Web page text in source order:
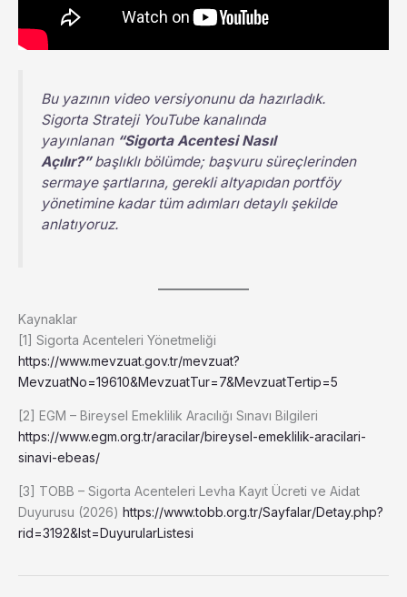
Bu yazının video versiyonunu da hazırladık.
Sigorta Strateji YouTube kanalında
yayınlanan “Sigorta Acentesi Nasıl
Açılır?”başlıklı bölümde; başvuru süreçlerinden
sermaye şartlarına, gerekli altyapıdan portföy
yönetimine kadar tüm adımları detaylı şekilde
anlatıyoruz.
Kaynaklar
[1] Sigorta Acenteleri Yönetmeliği
https://www.mevzuat.gov.tr/mevzuat?
MevzuatNo=19610&MevzuatTur=7&MevzuatTertip=5
[2] EGM – Bireysel Emeklilik Aracılığı Sınavı Bilgileri
https://www.egm.org.tr/aracilar/bireysel-emeklilik-aracilari-
sinavi-ebeas/
[3] TOBB – Sigorta Acenteleri Levha Kayıt Ücreti ve Aidat
Duyurusu (2026) https://www.tobb.org.tr/Sayfalar/Detay.php?
rid=3192&lst=DuyurularListesi